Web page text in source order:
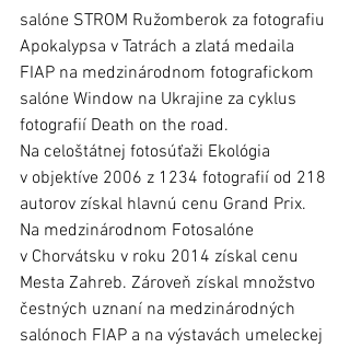
salóne STROM Ružomberok za fotografiu
Apokalypsa v Tatrách a zlatá medaila
FIAP na medzinárodnom fotografickom
salóne Window na Ukrajine za cyklus
fotografií Death on the road.
Na celoštátnej fotosúťaži Ekológia
v objektíve 2006 z 1234 fotografií od 218
autorov získal hlavnú cenu Grand Prix.
Na medzinárodnom Fotosalóne
v Chorvátsku v roku 2014 získal cenu
Mesta Zahreb. Zároveň získal množstvo
čestných uznaní na medzinárodných
salónoch FIAP a na výstavách umeleckej